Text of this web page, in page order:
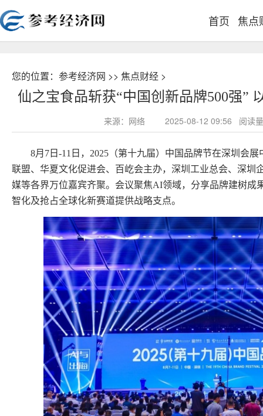
首页 焦点
您的位置： 参考经济网 >> 焦点财经 >
仙之宝食品斩获“中国创新品牌500强”
来源：网络 2025-08-12 09:56 阅读
8月7日-11日，2025（第十九届）中国品牌节在深圳会
联盟、华夏文化促进会、百屹会主办，深圳工业总会、深圳
媒等各界万位嘉宾齐聚。会议聚焦AI领域，分享品牌建树成
智化及抢占全球化新赛道提供战略支点。